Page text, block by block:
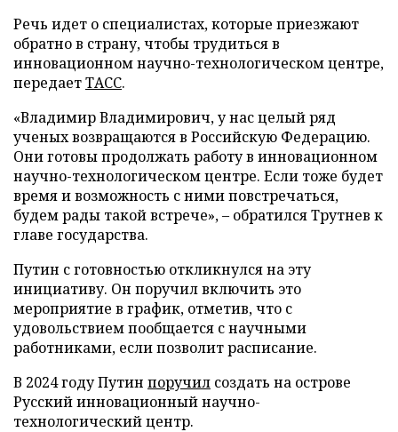
Речь идет о специалистах, которые приезжают
обратно в страну, чтобы трудиться в
инновационном научно-технологическом центре,
передаетТАСС.
«Владимир Владимирович, у нас целый ряд
ученых возвращаются в Российскую Федерацию.
Они готовы продолжать работу в инновационном
научно-технологическом центре. Если тоже будет
время и возможность с ними повстречаться,
будем рады такой встрече», – обратился Трутнев к
главе государства.
Путин с готовностью откликнулся на эту
инициативу. Он поручил включить это
мероприятие в график, отметив, что с
удовольствием пообщается с научными
работниками, если позволит расписание.
В 2024 году Путин поручил создать на острове
Русский инновационный научно-
технологический центр.